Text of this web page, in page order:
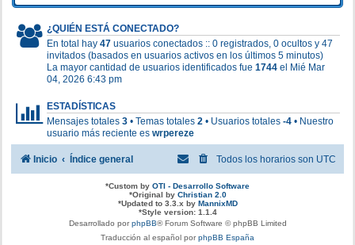
¿QUIÉN ESTÁ CONECTADO?
En total hay 47 usuarios conectados :: 0 registrados, 0 ocultos y 47
invitados (basados en usuarios activos en los últimos 5 minutos)
La mayor cantidad de usuarios identificados fue 1744 el Mié Mar
04, 2026 6:43 pm
ESTADÍSTICAS
Mensajes totales 3 • Temas totales 2 • Usuarios totales -4 • Nuestro
usuario más reciente es wrpereze
Inicio Índice general Todos los horarios son UTC
*Custom by OTI - Desarrollo Software
*Original by Christian 2.0
*Updated to 3.3.x by MannixMD
*Style version: 1.1.4
Desarrollado porphpBB® Forum Software © phpBB Limited
Traducción al español porphpBB España